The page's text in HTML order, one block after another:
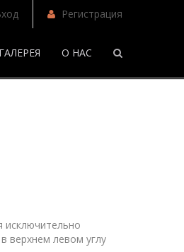
Регистрация
О НАС
исключительно
верхнем левом углу